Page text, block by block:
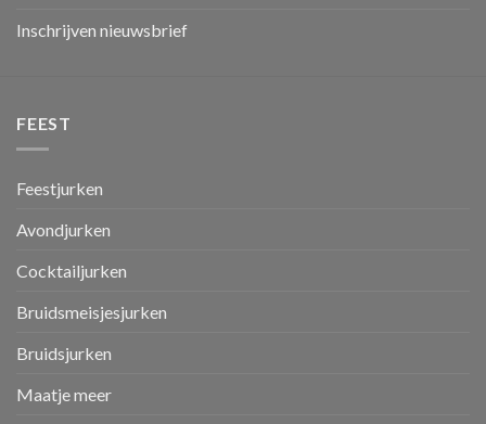
Inschrijven nieuwsbrief
FEEST
Feestjurken
Avondjurken
Cocktailjurken
Bruidsmeisjesjurken
Bruidsjurken
Maatje meer